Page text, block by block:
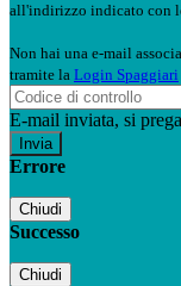
all'indirizzo indicato con
Non hai una e-mail
tramite la Login Spaggiari
E-mail inviata, si
Errore
Chiudi
Successo
Chiudi